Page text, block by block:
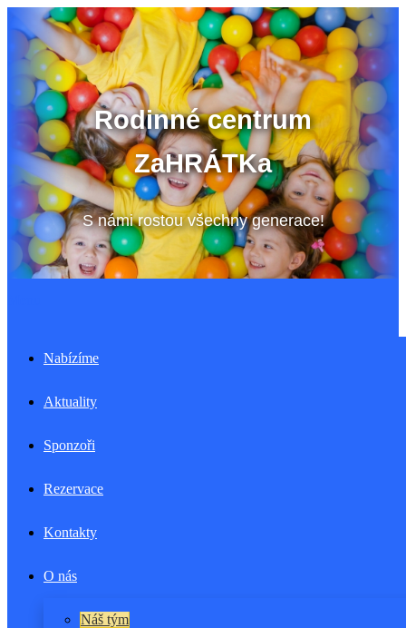
Přeskočit
na
obsah
Rodinné centrum
ZaHRÁTKa
S námi rostou všechny generace!
Nabízíme
Aktuality
Sponzoři
Rezervace
Kontakty
O nás
Náš tým